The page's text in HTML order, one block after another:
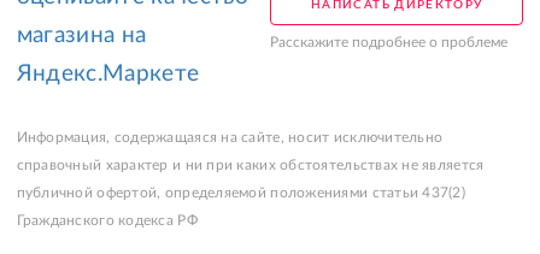
НАПИСАТЬ ДИРЕКТОРУ
Расскажите подробнее о проблеме
Информация, содержащаяся на сайте, носит исключительно
справочный характер и ни при каких обстоятельствах не является
публичной офертой, определяемой положениями статьи 437(2)
Гражданского кодекса РФ